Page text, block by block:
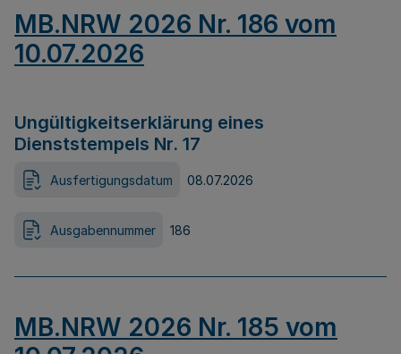
MB.NRW 2026 Nr. 186 vom
10.07.2026
Ungültigkeitserklärung eines
Dienststempels Nr. 17
Ausfertigungsdatum 08.07.2026
Ausgabennummer 186
MB.NRW 2026 Nr. 185 vom